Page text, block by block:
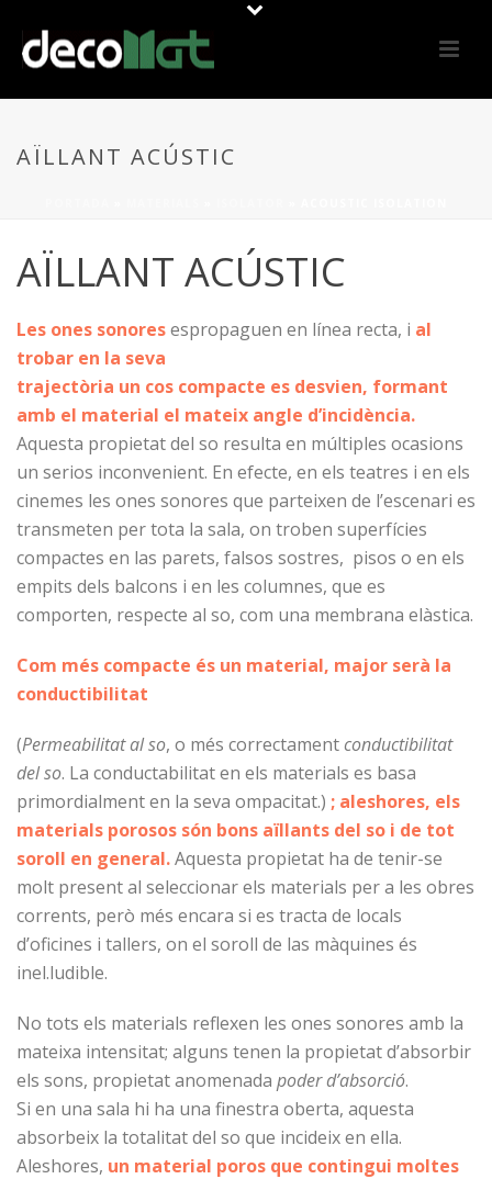
AÏLLANT ACÚSTIC
AÏLLANT ACÚSTIC
Les ones sonoresespropaguen en línea recta, i al
trobar en la seva
trajectòria un cos compacte es desvien, formant
amb el material el mateix angle d’incidència.
Aquesta propietat del so resulta en múltiples ocasions
un serios inconvenient. En efecte, en els teatres i en els
cinemes les ones sonores que parteixen de l’escenari es
transmeten per tota la sala, on troben superfícies
compactes en las parets, falsos sostres, pisos o en els
empits dels balcons i en les columnes, que es
comporten, respecte al so, com una membrana elàstica.
Com més compacte és un material, major serà la
conductibilitat
(Permeabilitat al so, o més correctamentconductibilitat
del so. La conductabilitat en els materials es basa
primordialment en la seva ompacitat.) ; aleshores, els
materials porosos són bons aïllants del so i de tot
soroll en general.Aquesta propietat ha de tenir-se
molt present al seleccionar els materials per a les obres
corrents, però més encara si es tracta de locals
d’oficines i tallers, on el soroll de las màquines és
inel.ludible.
No tots els materials reflexen les ones sonores amb la
mateixa intensitat; alguns tenen la propietat d’absorbir
els sons, propietat anomenada poderd’absorció.
Si en una sala hi ha una finestra oberta, aquesta
absorbeix la totalitat del so que incideix en ella.
Aleshores, un material poros que contingui moltes